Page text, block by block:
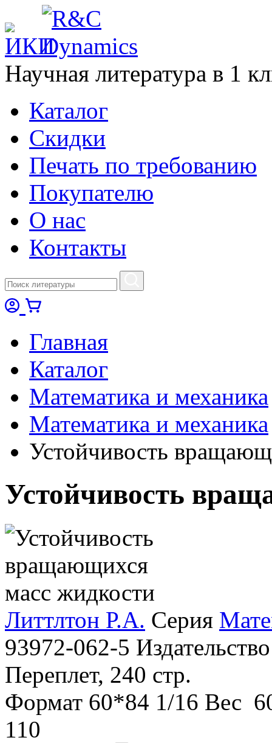
Научная литература в 1
Каталог
Cкидки
Печать по требованию
Покупателю
О нас
Контакты
Главная
Каталог
Математика и механика
Математика и механика
Устойчивость
Устойчивость
Литтлтон Р.А. Серия
93972-062-5
Переплет, 240 стр.
Формат 60*84 1/16 Вес
110